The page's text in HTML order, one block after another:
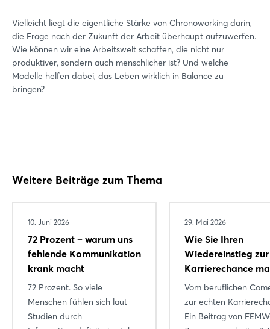
Vielleicht liegt die eigentliche Stärke von Chronoworking darin,
die Frage nach der Zukunft der Arbeit überhaupt aufzuwerfen.
Wie können wir eine Arbeitswelt schaffen, die nicht nur
produktiver, sondern auch menschlicher ist? Und welche
Modelle helfen dabei, das Leben wirklich in Balance zu
bringen?
Weitere Beiträge zum Thema
10. Juni 2026
72 Prozent – warum uns
fehlende Kommunikation
krank macht
72 Prozent. So viele
Menschen fühlen sich laut
Studien durch
29. Mai 2026
Wie Sie Ihren
Wiedereinstieg zur
Karrierechance
Vom beruflichen
zur echten
Ein Beitrag von
Login
Einloggen